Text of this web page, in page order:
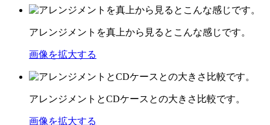
アレンジメントを真上から見るとこんな感じです。
画像を拡大する
アレンジメントとCDケースとの大きさ比較です。
画像を拡大する